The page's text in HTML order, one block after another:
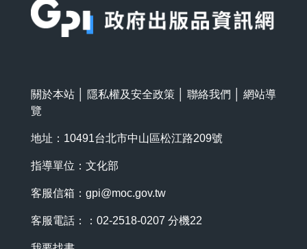
關於本站 隱私權及安全政策 聯絡我們
網站導
覽
地址：10491台北市中山區松江路209號
指導單位：文化部
客服信箱： gpi@moc.gov.tw
客服電話：：02-2518-0207 分機22